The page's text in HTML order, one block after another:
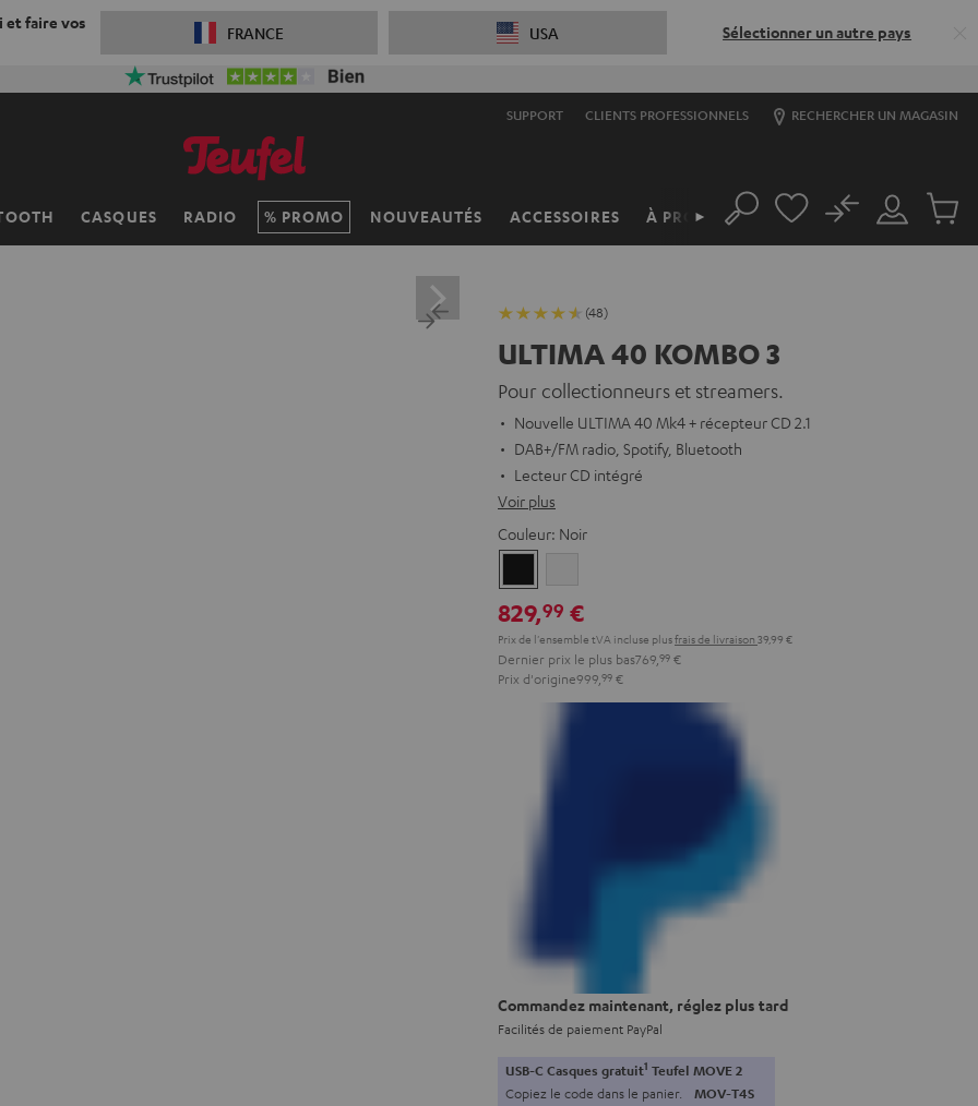
et faire vos FRANCE USA Sélectionner un autre pays
SUPPORT CLIENTS PROFESSIONNELS RECHERCHER UN MAGASIN
CASQUES RADIO PROMO NOUVEAUTÉS ACCESSOIRES À PROPOS
► Rechercher
Mon
compte
No
(48)
ULTIMA 40 KOMBO 3
Pour collectionneurs et streamers.
Nouvelle ULTIMA 40 Mk4 + récepteur CD 2.1
DAB+/FM radio, Spotify, Bluetooth
Lecteur CD intégré
Voir plus
Couleur: Noir
829,99 €
Prix de l'ensemble tVA incluse plusfrais de livraison 39,99 €
Dernier prix le plus bas769, 99 €
Prix d'origine999, 99 €
Commandez maintenant, réglez plus tard
Facilités de paiement PayPal
USB-C Casques gratuit1 Teufel MOVE 2
Copiez le code dans le panier. MOV-T4S